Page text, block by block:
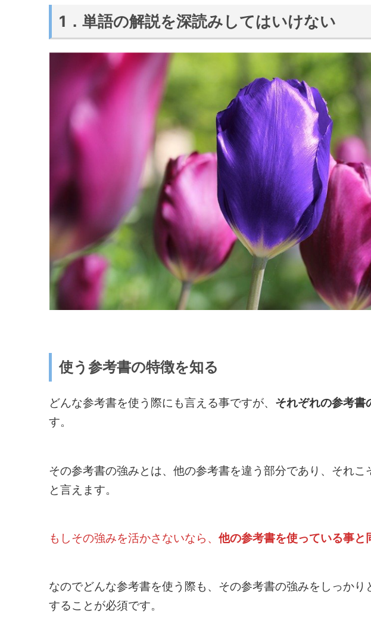
1．単語の解説を深読みしてはいけない
使う参考書の特徴を知る
どんな参考書を使う際にも言える事ですが、 それぞれの参考書
す。
その参考書の強みとは、他の参考書を違う部分であり、それこ
と言えます。
もしその強みを活かさないなら、 他の参考書を使っている事と
なのでどんな参考書を使う際も、その参考書の強みをしっか
することが必須です。